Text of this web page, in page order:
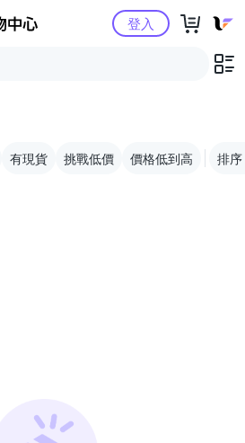
Yahoo購物中心登入
有現貨 挑戰低價 價格低到高 排序